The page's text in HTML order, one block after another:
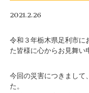
2021.2.26
令和３年栃木県足利市に
た皆様に心からお見舞い
今回の災害につきまして
た。